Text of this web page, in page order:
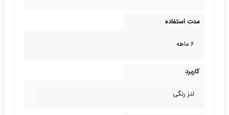
مدت استفاده
6 ماهه
کاربرد
لنز رنگی